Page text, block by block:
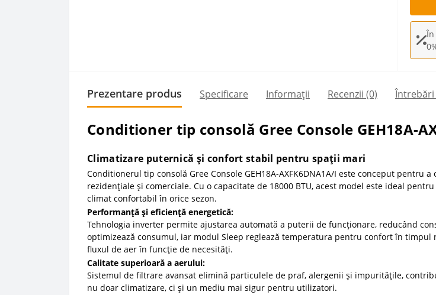
În
Prezentare produs Specificare Informații Recenzii (0) Întrebări
Conditioner tip consolă Gree Console GEH18A-
Climatizare puternică și confort stabil pentru spații mari
Conditionerul tip consolă Gree Console GEH18A-AXFK6DNA1A/I este conceput
rezidențiale și comerciale. Cu o capacitate de 18000 BTU, acest model este ideal
climat confortabil în orice sezon.
Performanță și eficiență energetică:
Tehnologia inverter permite ajustarea automată a puterii de funcționare, reducând
optimizează consumul, iar modul Sleep reglează temperatura pentru confort în
fluxul de aer în funcție de necesități.
Calitate superioară a aerului:
Sistemul de filtrare avansat elimină particulele de praf, alergenii și impuritățile,
nu doar climatizare, ci și un mediu mai sigur pentru utilizatori.